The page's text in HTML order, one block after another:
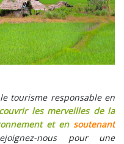
tourisme responsable en
les merveilles de la
et ensoutenant
nous pour une